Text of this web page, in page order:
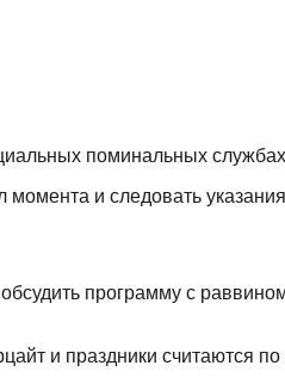
поминальных
момента и следовать
программу с
и праздники считаются